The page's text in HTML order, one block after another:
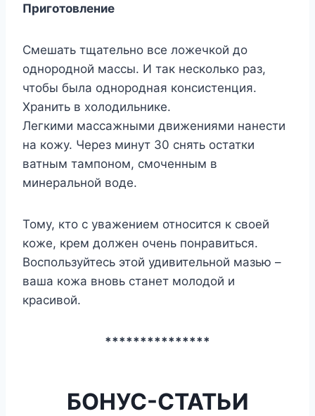
Приготовление
Смешать тщательно все ложечкой до
однородной массы. И так несколько раз,
чтобы была однородная консистенция.
Хранить в холодильнике.
Легкими массажными движениями нанести
на кожу. Через минут 30 снять остатки
ватным тампоном, смоченным в
минеральной воде.
Тому, кто с уважением относится к своей
коже, крем должен очень понравиться.
Воспользуйтесь этой удивительной мазью –
ваша кожа вновь станет молодой и
красивой.
***************
БОНУС-СТАТЬИ